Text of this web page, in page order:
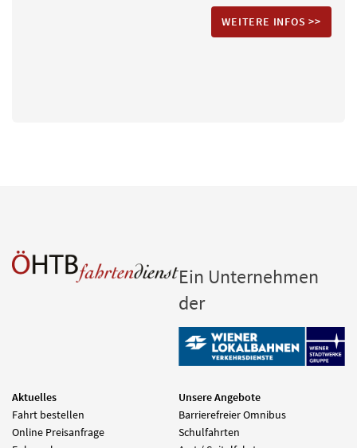
WEITERE INFOS >>
Aktuelles
Fahrt bestellen
Online Preisanfrage
Unsere Angebote
Barrierefreier Omnibus
Schulfahrten
Ein Unternehmen
der